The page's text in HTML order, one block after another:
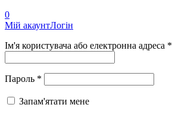
0
Мій акаунтЛогін
Ім'я користувача або електронна адреса *
Пароль *
Запам'ятати мене